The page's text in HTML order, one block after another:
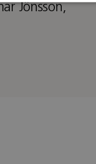
Jönsson,